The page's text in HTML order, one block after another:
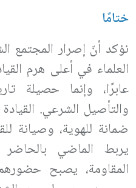
ختامًا
نؤكد أنّ إصرار المجتمع
العلماء في أعلى هرم
عابرًا، وإنما حصيلة
والتأصيل الشرعي.
ضمانة للهوية، وصيانة
يربط الماضي
المقاومة، يصبح